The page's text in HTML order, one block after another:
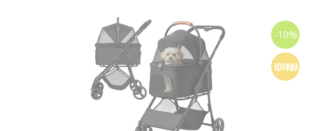
-10%
NOVINKA